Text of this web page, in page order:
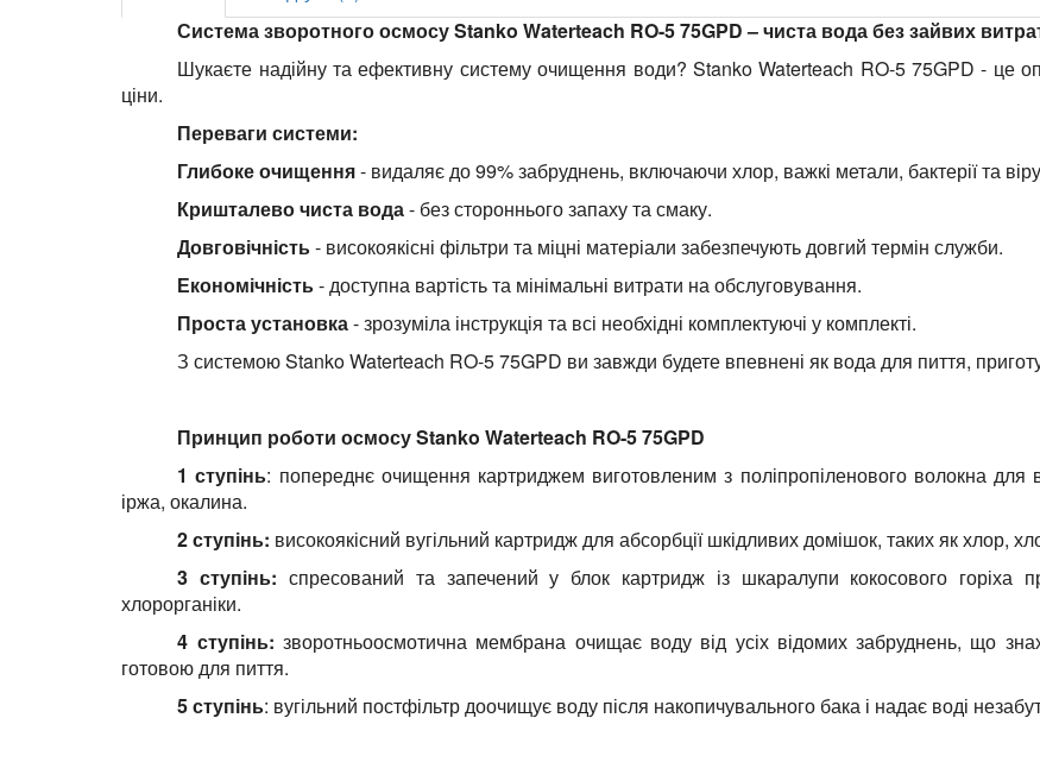
Опис
Відгуки (7)
Система зворотного осмосу Stanko Waterteach RO-5 75GPD – чиста вода без зайвих
Шукаєте надійну та ефективну систему очищення води? Stanko Waterteach RO-5 75GPD - це
Переваги системи:
Глибоке очищення
- видаляє до 99% забруднень, включаючи хлор, важкі метали, бактерії та
Кришталево чиста вода - без стороннього запаху та смаку.
Економічність
- доступна вартість та мінімальні витрати на обслуговування.
Проста установка
- зрозуміла інструкція та всі необхідні комплектуючі у комплекті.
З системою Stanko Waterteach RO-5 75GPD ви завжди будете впевнені як вода для пиття,
Принцип роботи осмосу Stanko Waterteach RO-5 75GPD
1 ступінь
іржа, окалина.
2 ступінь:високоякісний вугільний картридж для абсорбції шкідливих домішок, таких як хлор,
3 ступінь:спресований та запечений у блок картридж із шкаралупи кокосового горіха